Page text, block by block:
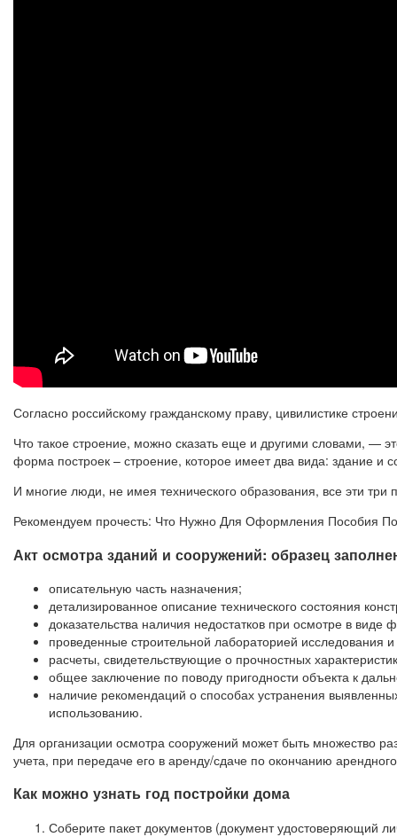
Согласно российскому гражданскому праву, цивилистике
Что такое строение, можно сказать еще и другими словами, —
форма построек – строение, которое имеет два вида: здание и
И многие люди, не имея технического образования, все эти
Рекомендуем прочесть: Что Нужно Для Оформления Пособия
Акт осмотра зданий и сооружений: образец
описательную часть назначения;
детализированное описание технического состояния
доказательства наличия недостатков при осмотре в
проведенные строительной лабораторией исследования
расчеты, свидетельствующие о прочностных
общее заключение по поводу пригодности объекта к
наличие рекомендаций о способах устранения
использованию.
Для организации осмотра сооружений может быть множество
учета, при передаче его в аренду/сдаче по окончанию
Как можно узнать год постройки дома
Соберите пакет документов (документ удостоверяющий